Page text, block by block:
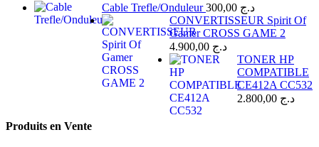
Cable Trefle/Onduleur د.ج
CONVERTISSEUR Spirit Of
Gamer CROSS GAME 2
د.ج
TONER HP
COMPATIBLE
CE412A CC532
د.ج
Produits en Vente